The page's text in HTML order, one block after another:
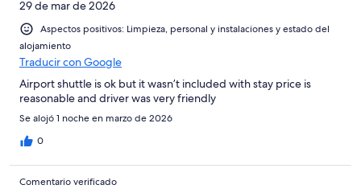
29 de mar de 2026
Aspectos positivos: Limpieza, personal y instalaciones y estado del
alojamiento
Traducir con Google
Airport shuttle is ok but it wasn’t included with stay price is
reasonable and driver was very friendly
Se alojó 1 noche en marzo de 2026
0
Comentario verificado